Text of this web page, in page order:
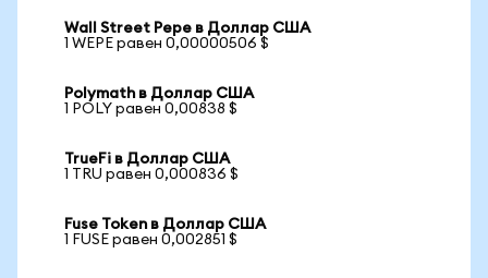
Wall Street Pepe в Доллар США
1 WEPE равен 0,00000506 $
Polymath в Доллар США
1 POLY равен 0,00838 $
TrueFi в Доллар США
1 TRU равен 0,000836 $
Fuse Token в Доллар США
1 FUSE равен 0,002851 $